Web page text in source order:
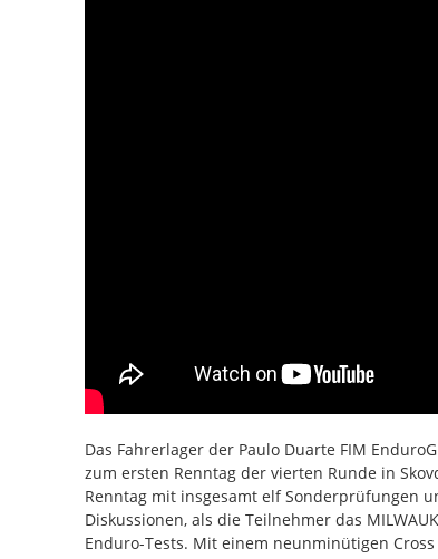
Das Fahrerlager der Paulo Duarte FIM
zum ersten Renntag der vierten Runde in
Renntag mit insgesamt elf Sonderprüfungen
Diskussionen, als die Teilnehmer das
Enduro-Tests. Mit einem neunminütigen